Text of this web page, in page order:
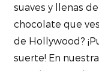
suaves y llenas
chocolate que
de Hollywood?
suerte! En nuestra